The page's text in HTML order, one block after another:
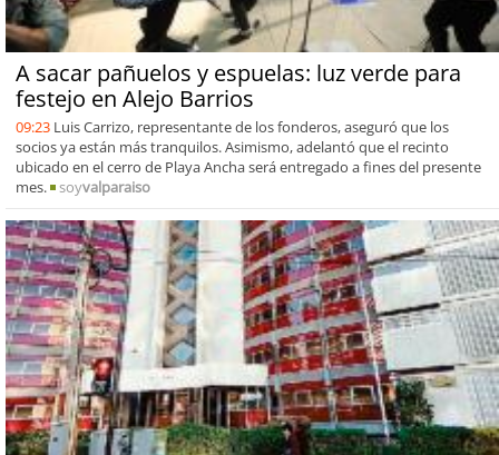
A sacar pañuelos y espuelas: luz verde para
festejo en Alejo Barrios
09:23 Luis Carrizo, representante de los fonderos, aseguró que los
socios ya están más tranquilos. Asimismo, adelantó que el recinto
ubicado en el cerro de Playa Ancha será entregado a fines del presente
mes.
soyvalparaiso